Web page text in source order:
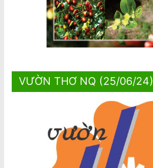
VƯỜN THƠ NQ (25/06/24)